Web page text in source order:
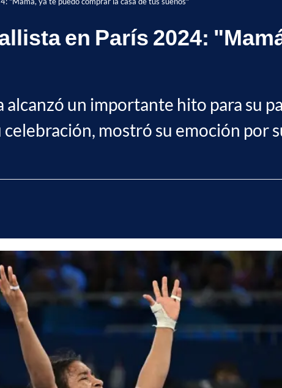
en París 2024:
un importante hito para su
celebración, mostró su emoción por